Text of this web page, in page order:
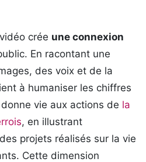
crée une connexion
En racontant une
des voix et de la
à humaniser les chiffres
vie aux actions de la
, en illustrant
projets réalisés sur la vie
Cette dimension